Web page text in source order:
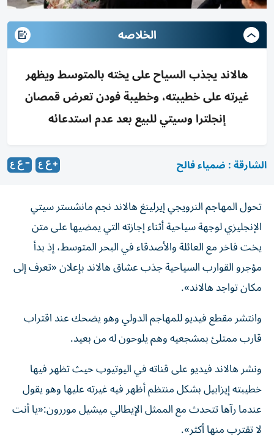
الخلاصه
هالاند يجذب السياح على يخته بالمتوسط ويظهر
غيرته على خطيبته، وخطيبة فودن تعرض قمصان
إنجلترا وسيتي للبيع بعد عدم استدعائه
الشارقة : ضمياء فالح
تحول المهاجم النرويجي إيرلينغ هالاند نجم مانشستر سيتي
الإنجليزي لوجهة سياحية أثناء إجازته التي يمضيها على متن
يخت فاخر مع العائلة والأصدقاء في البحر المتوسط، إذ بدأ
مؤجرو القوارب السياحية جذب عشاق هالاند بإعلان «تعرف إلى
مكان تواجد هالاند».
وانتشر مقطع فيديو للمهاجم الدولي وهو يضحك عند اقتراب
قارب ممتلئ بمشجعيه وهم يلوحون له من بعيد.
ونشر هالاند فيديو على قناته في اليوتيوب حيث تظهر فيها
خطيبته إيزابيل بشكل منتظم أظهر فيه غيرته عليها وهو يقول
عندما رآها تتحدث مع الممثل الإيطالي ميشيل موررون:«يا أنت
لا تقترب منها أكثر».